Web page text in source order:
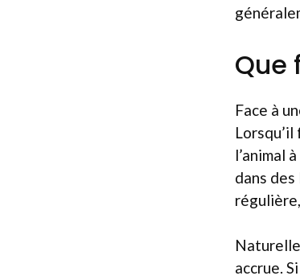
Que
Face à
l’animal
dans
accrue.